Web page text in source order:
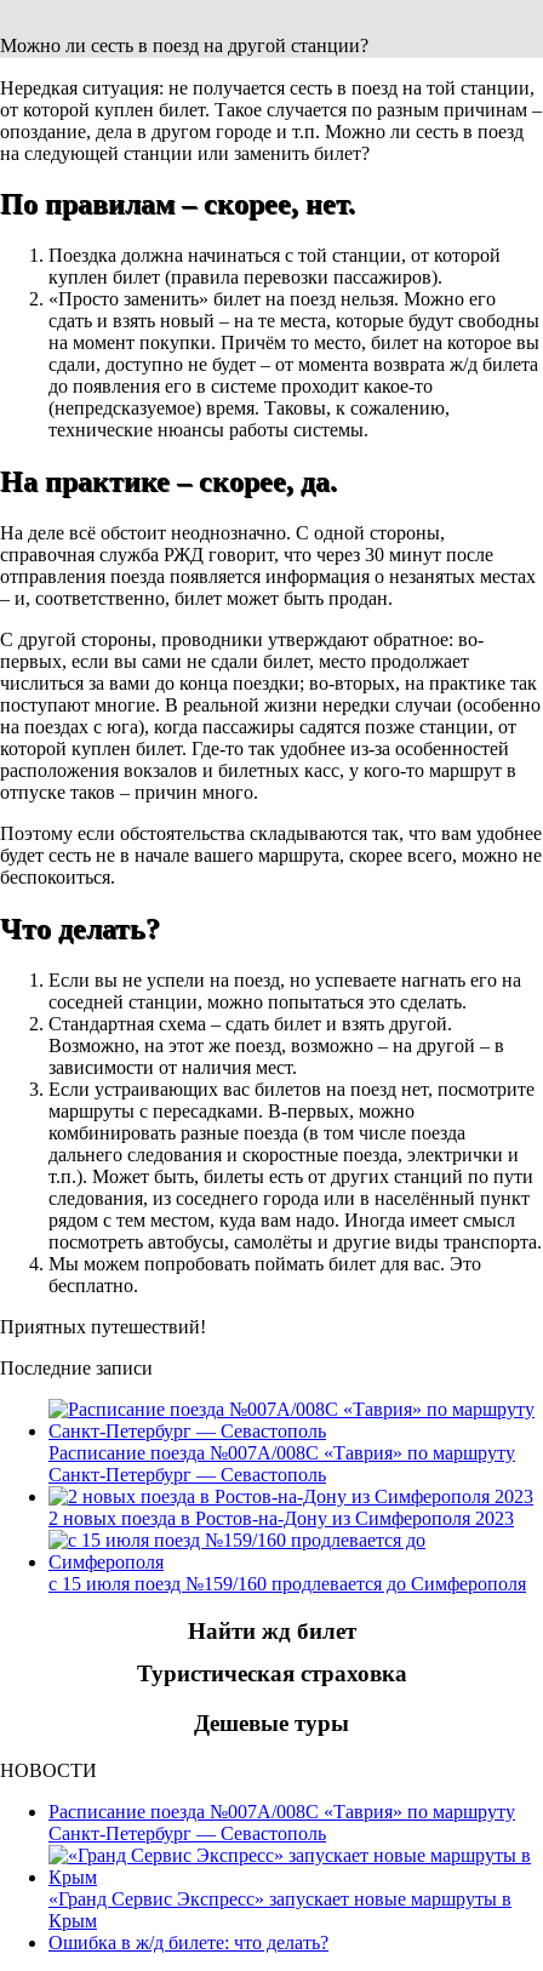
Можно ли сесть в поезд на другой станции?
Нередкая ситуация: не получается сесть в поезд на той станции,
от которой куплен билет. Такое случается по разным причинам –
опоздание, дела в другом городе и т.п. Можно ли сесть в поезд
на следующей станции или заменить билет?
По правилам – скорее, нет.
Поездка должна начинаться с той станции, от которой
куплен билет (правила перевозки пассажиров).
«Просто заменить» билет на поезд нельзя. Можно его
сдать и взять новый – на те места, которые будут свободны
на момент покупки. Причём то место, билет на которое вы
сдали, доступно не будет – от момента возврата ж/д билета
до появления его в системе проходит какое-то
(непредсказуемое) время. Таковы, к сожалению,
технические нюансы работы системы.
На практике – скорее, да.
На деле всё обстоит неоднозначно. С одной стороны,
справочная служба РЖД говорит, что через 30 минут после
отправления поезда появляется информация о незанятых местах
– и, соответственно, билет может быть продан.
С другой стороны, проводники утверждают обратное: во-
первых, если вы сами не сдали билет, место продолжает
числиться за вами до конца поездки; во-вторых, на практике так
поступают многие. В реальной жизни нередки случаи (особенно
на поездах с юга), когда пассажиры садятся позже станции, от
которой куплен билет. Где-то так удобнее из-за особенностей
расположения вокзалов и билетных касс, у кого-то маршрут в
отпуске таков – причин много.
Поэтому если обстоятельства складываются так, что вам удобнее
будет сесть не в начале вашего маршрута, скорее всего, можно не
беспокоиться.
Что делать?
Если вы не успели на поезд, но успеваете нагнать его на
соседней станции, можно попытаться это сделать.
Стандартная схема – сдать билет и взять другой.
Возможно, на этот же поезд, возможно – на другой – в
зависимости от наличия мест.
Если устраивающих вас билетов на поезд нет, посмотрите
маршруты с пересадками. В-первых, можно
комбинировать разные поезда (в том числе поезда
дальнего следования и скоростные поезда, электрички и
т.п.). Может быть, билеты есть от других станций по пути
следования, из соседнего города или в населённый пункт
рядом с тем местом, куда вам надо. Иногда имеет смысл
посмотреть автобусы, самолёты и другие виды транспорта.
Мы можем попробовать поймать билет для вас. Это
бесплатно.
Приятных путешествий!
Последние записи
Расписание поезда №007А/008С «Таврия» по маршруту
Санкт-Петербург — Севастополь
2 новых поезда в Ростов-на-Дону из Симферополя 2023
с 15 июля поезд №159/160 продлевается до Симферополя
Найти жд билет
Туристическая страховка
Дешевые туры
НОВОСТИ
Расписание поезда №007А/008С «Таврия» по маршруту
Санкт-Петербург — Севастополь
«Гранд Сервис Экспресс» запускает новые маршруты в
Крым
Ошибка в ж/д билете: что делать?